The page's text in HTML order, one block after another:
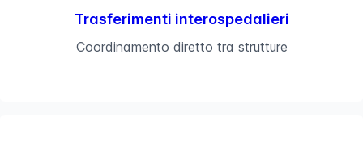
Trasferimenti interospedalieri
Coordinamento diretto tra strutture